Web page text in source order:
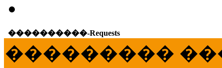
����������-Requests
���������